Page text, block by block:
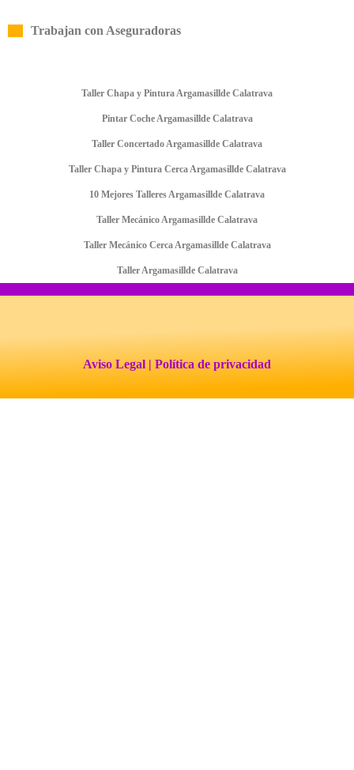
Trabajan con Aseguradoras
Taller Chapa y Pintura Argamasillde Calatrava
Pintar Coche Argamasillde Calatrava
Taller Concertado Argamasillde Calatrava
Taller Chapa y Pintura Cerca Argamasillde Calatrava
10 Mejores Talleres Argamasillde Calatrava
Taller Mecánico Argamasillde Calatrava
Taller Mecánico Cerca Argamasillde Calatrava
Taller Argamasillde Calatrava
Aviso Legal | Política de privacidad